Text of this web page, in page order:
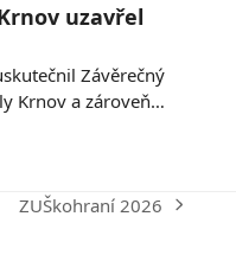
uzavřel
Závěrečný
Krnov a zároveň…
next
ZUŠkohraní 2026